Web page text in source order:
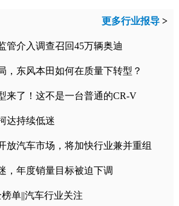
更多行业报导 >
管介入调查召回45万辆奥迪
，东风本田如何在质量下转型？
来了！这不是一台普通的CR-V
达持续低迷
放汽车市场，将加快行业兼并重组
，年度销量目标被迫下调
单||汽车行业关注